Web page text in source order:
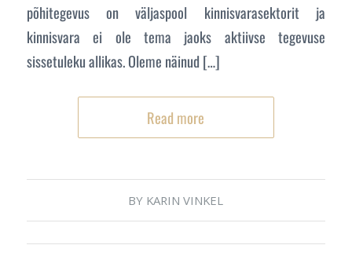
põhitegevus on väljaspool kinnisvarasektorit ja
kinnisvara ei ole tema jaoks aktiivse tegevuse
sissetuleku allikas. Oleme näinud […]
Read more
BY KARIN VINKEL